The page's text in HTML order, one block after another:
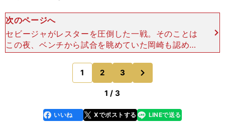
次のページへ
セビージャがレスターを圧倒した一戦。そのことは
この夜、ベンチから試合を眺めていた岡崎も認めて
いた。「２対０という結果で終わっていたら、やっ
ぱり次にホームで試合をするのが精神的にはきつか
ったと思う」 そ
1 2 3
1 / 3
faceboo
k
いいね Xでポストする
line LINEで送る